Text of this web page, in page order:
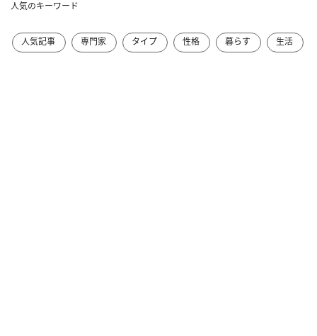
人気のキーワード
人気記事 専門家 タイプ 性格 暮らす 生活